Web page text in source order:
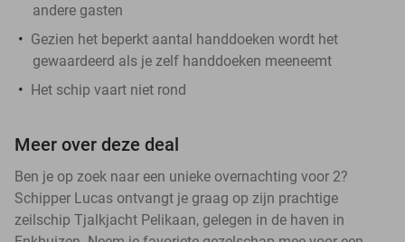
andere gasten
Gezien het beperkt aantal handdoeken wordt het
gewaardeerd als je zelf handdoeken meeneemt
Het schip vaart niet rond
Meer over deze deal
Ben je op zoek naar een unieke overnachting voor 2?
Schipper Lucas ontvangt je graag op zijn prachtige
zeilschip Tjalkjacht Pelikaan, gelegen in de haven in